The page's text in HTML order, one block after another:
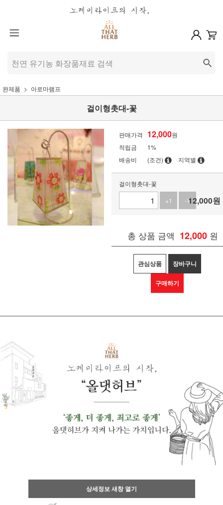
완제품 아로마램프
걸이형촛대-꽃
판매가격 12,000원
적립금
1%
배송비
(조건) 지역별
걸이형촛대-꽃
+1
-112,000원
총 상품 금액 12,000 원
관심상품 장바구니
구매하기
상세정보 새창 열기